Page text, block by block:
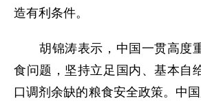
造有利条件。
胡锦涛表示，中国一贯高度
食问题，坚持立足国内、基本自
口调剂余缺的粮食安全政策。中